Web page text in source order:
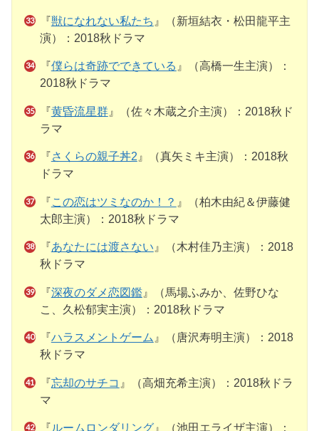
『獣になれない私たち 』（新垣結衣・松田龍平主
演）：2018秋ドラマ
『 僕らは奇跡でできている 』（高橋一生主演）：
2018秋ドラマ
『黄昏流星群』（佐々木蔵之介主演）：2018秋ド
ラマ
『 さくらの親子丼2』（真矢ミキ主演）：2018秋
ドラマ
『この恋はツミなのか！？ 』（柏木由紀＆伊藤健
太郎主演）：2018秋ドラマ
『あなたには渡さない』（木村佳乃主演）：2018
秋ドラマ
『深夜のダメ恋図鑑』（馬場ふみか、佐野ひな
こ、久松郁実主演）：2018秋ドラマ
『ハラスメントゲーム 』（唐沢寿明主演）：2018
秋ドラマ
『忘却のサチコ 』（高畑充希主演）：2018秋ドラ
マ
『ルームロンダリング』（池田エライザ主演）：